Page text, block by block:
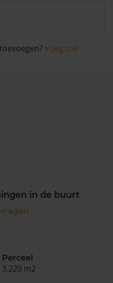
Voeg toe
in de buurt
Perceel
3.220 m2